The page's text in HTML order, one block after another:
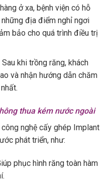
ở xa, bệnh viện có hỗ
địa điểm nghỉ ngơi
bảo cho quá trình điều trị
khi trồng răng, khách
và nhận hướng dẫn chăm
thua kém nước ngoài
nghệ cấy ghép Implant
phát triển, như:
phục hình răng toàn hàm